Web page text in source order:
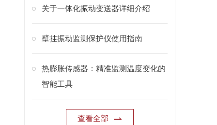
关于一体化振动变送器详细介绍
壁挂振动监测保护仪使用指南
热膨胀传感器：精准监测温度变化的
智能工具
查看全部